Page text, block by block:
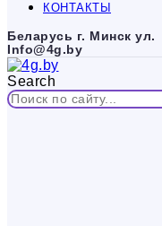
КОНТАКТЫ
Беларусь г. Минск ул.
Info@4g.by
Search